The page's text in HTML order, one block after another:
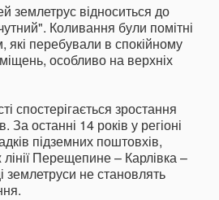
землетрус відноситься до
Коливання були помітні
перебували в спокійному
особливо на верхніх
спостерігається зростання
За останні 14 років у регіоні
підземних поштовхів,
Перещепине – Карлівка –
землетруси не становлять